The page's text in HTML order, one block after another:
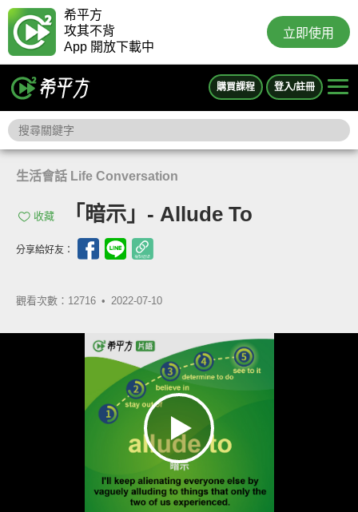
希平方
攻其不背
App 開放下載中
立即使用
購買課程 登入/註冊
生活會話 Life Conversation
收藏 「暗示」- Allude To
分享給好友：
觀看次數：12716 • 2022-07-10